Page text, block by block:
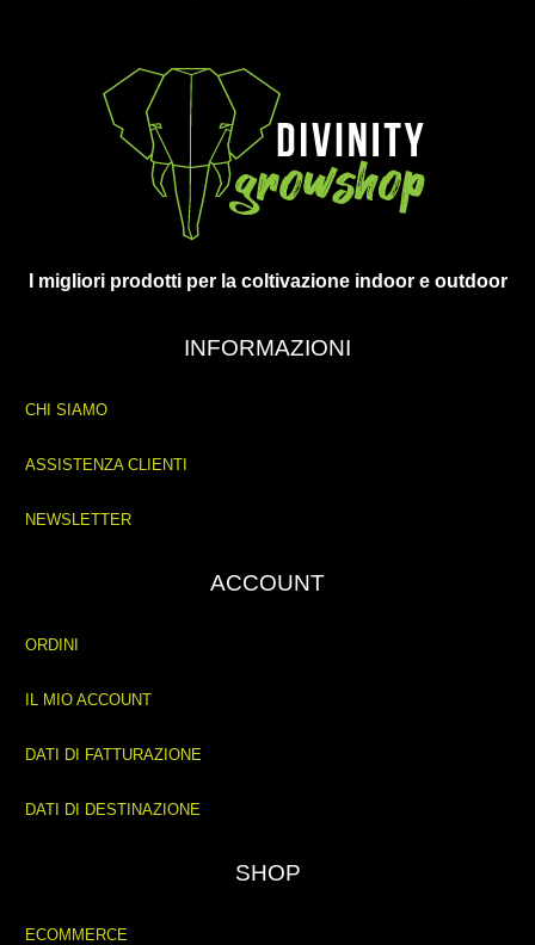
I migliori prodotti per la coltivazione indoor e outdoor
INFORMAZIONI
CHI SIAMO
ASSISTENZA CLIENTI
NEWSLETTER
ACCOUNT
ORDINI
IL MIO ACCOUNT
DATI DI FATTURAZIONE
DATI DI DESTINAZIONE
SHOP
ECOMMERCE